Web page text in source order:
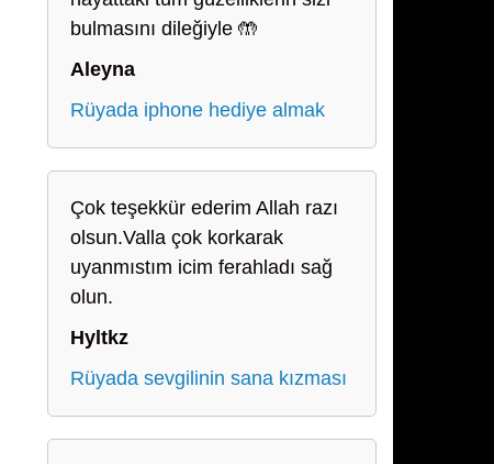
bulmasını dileğiyle 🤲
Aleyna
Rüyada iphone hediye almak
Çok teşekkür ederim Allah razı
olsun.Valla çok korkarak
uyanmıstım icim ferahladı sağ
olun.
Hyltkz
Rüyada sevgilinin sana kızması